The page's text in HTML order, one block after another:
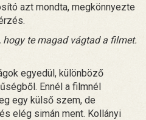
azt mondta, megkönnyezte
te magad vágtad a filmet.
egyedül, különböző
Ennél a filmnél
egy külső szem, de
elég simán ment. Kollányi